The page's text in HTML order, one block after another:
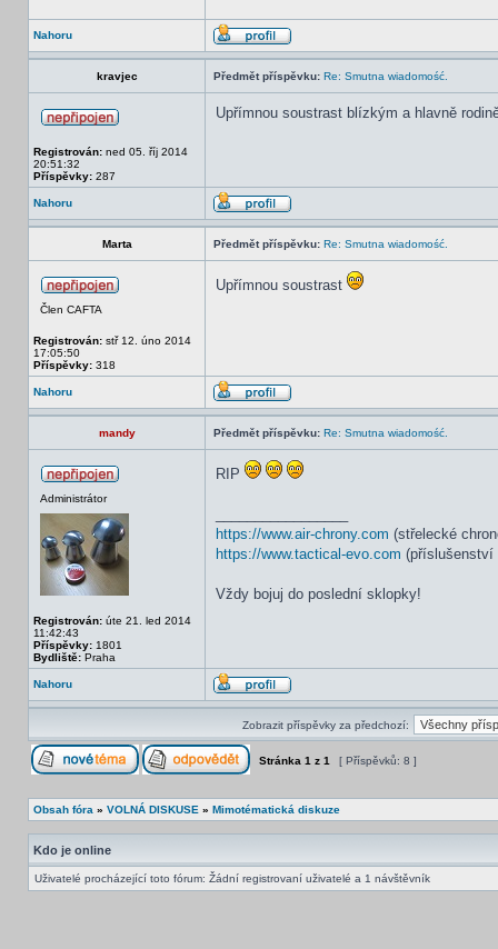
Nahoru
kravjec Předmět příspěvku: Re: Smutna wiadomość.
Registrován: ned 05. říj 2014
20:51:32
Příspěvky: 287
Upřímnou soustrast blízkým a hlavně
Nahoru
Marta Předmět příspěvku: Re: Smutna wiadomość.
Člen CAFTA
Registrován: stř 12. úno 2014
17:05:50
Příspěvky: 318
Upřímnou soustrast
Nahoru
mandy Předmět příspěvku: Re: Smutna wiadomość.
Administrátor
Registrován: úte 21. led 2014
11:42:43
Příspěvky: 1801
Bydliště: Praha
RIP
https://www.air-chrony.com (střelecké
https://www.tactical-evo.com (příslušenství
Vždy bojuj do poslední sklopky!
Nahoru
Zobrazit příspěvky za předchozí:
Stránka 1 z 1 [ Příspěvků: 8 ]
Obsah fóra » VOLNÁ DISKUSE » Mimotématická diskuze
Kdo je online
Uživatelé procházející toto fórum: Žádní registrovaní uživatelé a 1 návštěvník